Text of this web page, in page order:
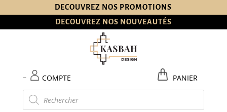
DECOUVREZ NOS PROMOTIONS
DECOUVREZ NOS NOUVEAUTÉS
COMPTE PANIER
–
Recherche
de
produits